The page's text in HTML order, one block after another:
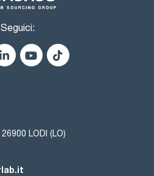
Seguici:
LODI (LO)